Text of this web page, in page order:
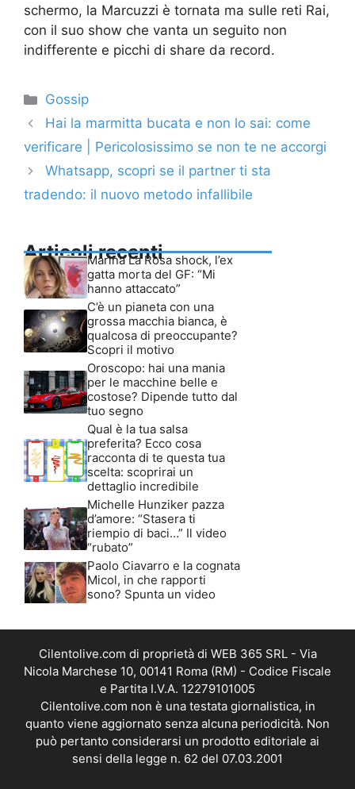
schermo, la Marcuzzi è tornata ma sulle reti Rai,
con il suo show che vanta un seguito non
indifferente e picchi di share da record.
Categorie
Gossip
Hai la marmitta bucata e non lo sai: come
verificare | Pericolosissimo se non te ne accorgi
Whatsapp, scopri se il partner ti sta
tradendo: il nuovo metodo infallibile
Articoli recenti
Marina La Rosa shock, l’ex
gatta morta del GF: “Mi
hanno attaccato”
C’è un pianeta con una
grossa macchia bianca, è
qualcosa di preoccupante?
Scopri il motivo
Oroscopo: hai una mania
per le macchine belle e
costose? Dipende tutto dal
tuo segno
Qual è la tua salsa
preferita? Ecco cosa
racconta di te questa tua
scelta: scoprirai un
dettaglio incredibile
Michelle Hunziker pazza
d’amore: “Stasera ti
riempio di baci…” Il video
“rubato”
Paolo Ciavarro e la cognata
Micol, in che rapporti
sono? Spunta un video
Cilentolive.com di proprietà di WEB 365 SRL - Via
Nicola Marchese 10, 00141 Roma (RM) - Codice Fiscale
e Partita I.V.A. 12279101005
Cilentolive.com non è una testata giornalistica, in
quanto viene aggiornato senza alcuna periodicità. Non
può pertanto considerarsi un prodotto editoriale ai
sensi della legge n. 62 del 07.03.2001